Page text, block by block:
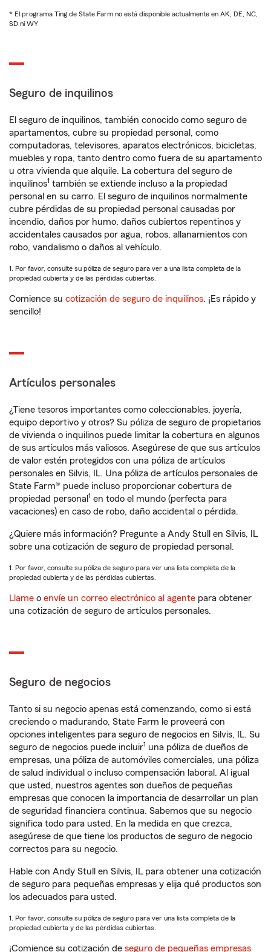
* El programa Ting de State Farm no está disponible actualmente en AK, DE, NC,
SD ni WY
Seguro de inquilinos
El seguro de inquilinos, también conocido como seguro de
apartamentos, cubre su propiedad personal, como
computadoras, televisores, aparatos electrónicos, bicicletas,
muebles y ropa, tanto dentro como fuera de su apartamento
u otra vivienda que alquile. La cobertura del seguro de
inquilinos1 también se extiende incluso a la propiedad
personal en su carro. El seguro de inquilinos normalmente
cubre pérdidas de su propiedad personal causadas por
incendio, daños por humo, daños cubiertos repentinos y
accidentales causados por agua, robos, allanamientos con
robo, vandalismo o daños al vehículo.
1. Por favor, consulte su póliza de seguro para ver a una lista completa de la
propiedad cubierta y de las pérdidas cubiertas.
Comience su cotización de seguro de inquilinos. ¡Es rápido y
sencillo!
Artículos personales
¿Tiene tesoros importantes como coleccionables, joyería,
equipo deportivo y otros? Su póliza de seguro de propietarios
de vivienda o inquilinos puede limitar la cobertura en algunos
de sus artículos más valiosos. Asegúrese de que sus artículos
de valor estén protegidos con una póliza de artículos
personales en Silvis, IL. Una póliza de artículos personales de
State Farm® puede incluso proporcionar cobertura de
propiedad personal 1 en todo el mundo (perfecta para
vacaciones) en caso de robo, daño accidental o pérdida.
¿Quiere más información? Pregunte a Andy Stull en Silvis, IL
sobre una cotización de seguro de propiedad personal.
1. Por favor, consulte su póliza de seguro para ver una lista completa de la
propiedad cubierta y de las pérdidas cubiertas.
Llame o envíe un correo electrónico al agente para obtener
una cotización de seguro de artículos personales.
Seguro de negocios
Tanto si su negocio apenas está comenzando, como si está
creciendo o madurando, State Farm le proveerá con
opciones inteligentes para seguro de negocios en Silvis, IL. Su
seguro de negocios puede incluir1 una póliza de dueños de
empresas, una póliza de automóviles comerciales, una póliza
de salud individual o incluso compensación laboral. Al igual
que usted, nuestros agentes son dueños de pequeñas
empresas que conocen la importancia de desarrollar un plan
de seguridad financiera continua. Sabemos que su negocio
significa todo para usted. En la medida en que crezca,
asegúrese de que tiene los productos de seguro de negocio
correctos para su negocio.
Hable con Andy Stull en Silvis, IL para obtener una cotización
de seguro para pequeñas empresas y elija qué productos son
los adecuados para usted.
1. Por favor, consulte su póliza de seguro para ver una lista completa de la
propiedad cubierta y de las pérdidas cubiertas.
¡Comience su cotización de seguro de pequeñas empresas